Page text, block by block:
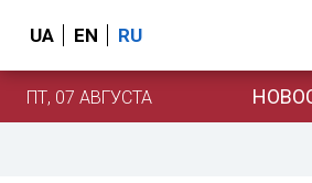
UA EN RU
ПТ, 07 АВГУСТА